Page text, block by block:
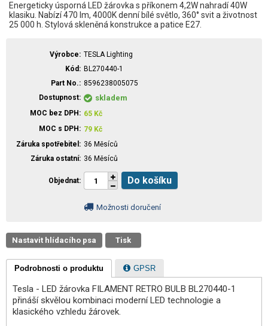
Energeticky úsporná LED žárovka s příkonem 4,2W nahradí 40W
klasiku. Nabízí 470 lm, 4000K denní bílé světlo, 360° svit a životnost
25 000 h. Stylová skleněná konstrukce a patice E27.
Výrobce
TESLA Lighting
Kód
BL270440-1
Part No.
8596238005075
Dostupnost
skladem
MOC bez DPH 65 Kč
MOC s DPH
79 Kč
Záruka spotřebitel
36 Měsíců
Záruka ostatní
36 Měsíců
Objednat Do košíku
Možnosti doručení
Nastavit hlídacího psa Tisk
Podrobnosti o produktu GPSR
Tesla - LED žárovka FILAMENT RETRO BULB BL270440-1
přináší skvělou kombinaci moderní LED technologie a
klasického vzhledu žárovek.